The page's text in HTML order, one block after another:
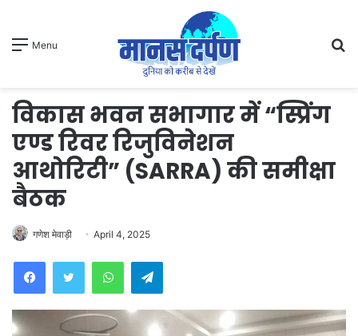
Menu
विकास भवन सभागार में “स्प्रिंग
एण्ड रिवर रिजुविनेशन
आथोरिटी” (SARRA) की समीक्षा
बैठक
गणेश मेवाड़ी April 4, 2025
WhatsAppTelegram